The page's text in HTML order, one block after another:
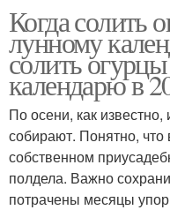
Когда солить
лунному
солить
календарю в
По осени, как
собирают. Понятно,
собственном
полдела. Важно
потрачены месяцы